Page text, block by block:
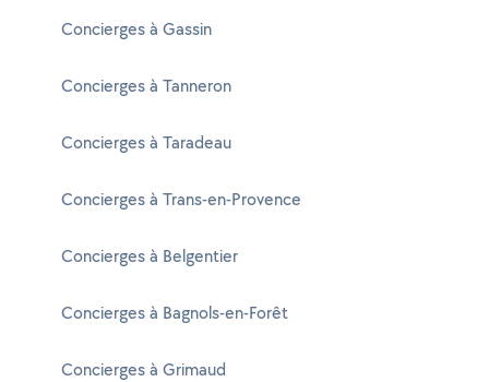
Concierges à Gassin
Concierges à Tanneron
Concierges à Taradeau
Concierges à Trans-en-Provence
Concierges à Belgentier
Concierges à Bagnols-en-Forêt
Concierges à Grimaud